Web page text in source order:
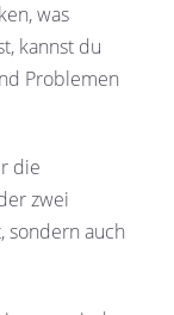
was
kannst du
Problemen
die
zwei
sondern auch